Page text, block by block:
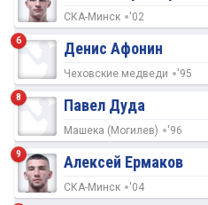
СКА-Минск '02
6 Денис Афонин
Чеховские медведи '95
8 Павел Дуда
Машека (Могилев) '96
9 Алексей Ермаков
СКА-Минск '04